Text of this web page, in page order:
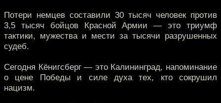
Потери немцев составили 30 тысяч человек против
3,5 тысяч бойцов Красной Армии — это триумф
тактики, мужества и мести за тысячи разрушенных
судеб.
Сегодня Кёнигсберг — это Калининград, напоминание
о цене Победы и силе духа тех, кто сокрушил
нацизм.